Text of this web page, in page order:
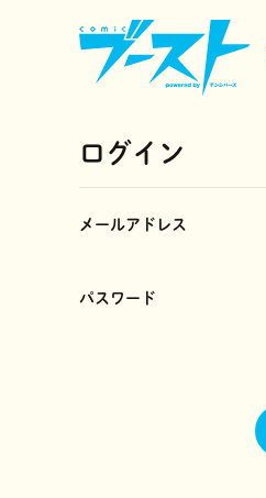
ログイン
メールアドレス
パスワード